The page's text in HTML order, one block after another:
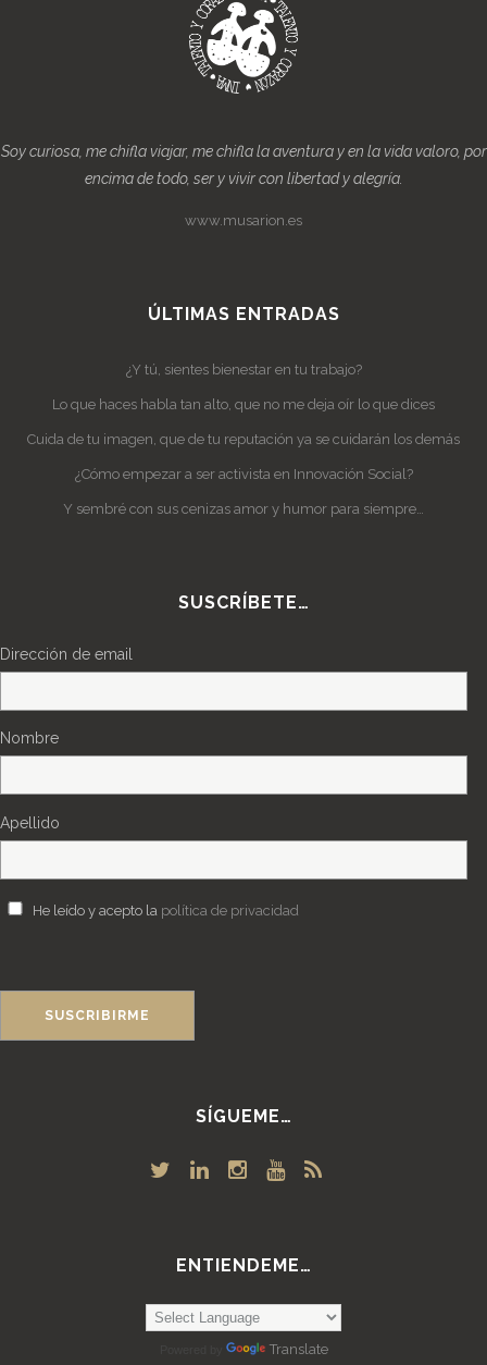
Soy curiosa, me chifla viajar, me chifla la aventura y en la vida valoro, por
encima de todo, ser y vivir con libertad y alegría.
www.musarion.es
ÚLTIMAS ENTRADAS
¿Y tú, sientes bienestar en tu trabajo?
Lo que haces habla tan alto, que no me deja oír lo que dices
Cuida de tu imagen, que de tu reputación ya se cuidarán los demás
¿Cómo empezar a ser activista en Innovación Social?
Y sembré con sus cenizas amor y humor para siempre…
SUSCRÍBETE…
Dirección de email
Nombre
Apellido
He leído y acepto la política de privacidad
SÍGUEME…
ENTIENDEME…
Translate